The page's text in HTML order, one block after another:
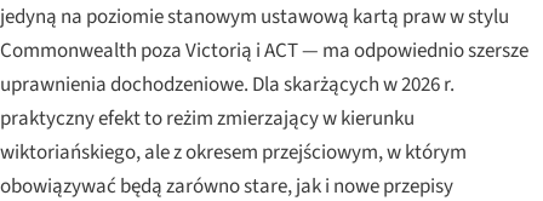
jedyną na poziomie stanowym ustawową kartą praw w stylu
Commonwealth poza Victorią i ACT — ma odpowiednio szersze
uprawnienia dochodzeniowe. Dla skarżących w 2026 r.
praktyczny efekt to reżim zmierzający w kierunku
wiktoriańskiego, ale z okresem przejściowym, w którym
obowiązywać będą zarówno stare, jak i nowe przepisy